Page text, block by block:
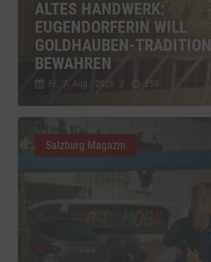
ALTES HANDWERK:
EUGENDORFERIN WILL
GOLDHAUBEN-TRADITION
BEWAHREN
Fr., 7. Aug.. 2026 // 259
Salzburg Magazin